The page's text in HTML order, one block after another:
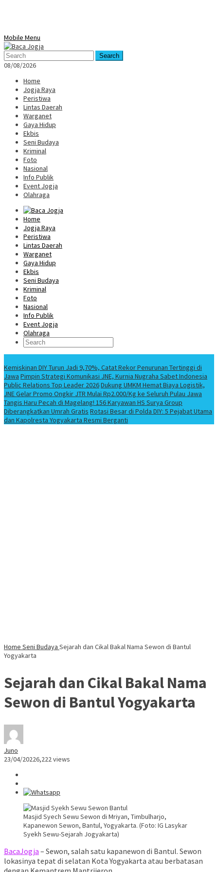
Mobile Menu
Search
08/08/2026
Home
Jogja Raya
Peristiwa
Lintas Daerah
Warganet
Gaya Hidup
Ekbis
Seni Budaya
Kriminal
Foto
Nasional
Info Publik
Event Jogja
Olahraga
Home
Jogja Raya
Peristiwa
Lintas Daerah
Warganet
Gaya Hidup
Ekbis
Seni Budaya
Kriminal
Foto
Nasional
Info Publik
Event Jogja
Olahraga
Kemiskinan DIY Turun Jadi 9,70%, Catat Rekor Penurunan Tertinggi di
Jawa Pimpin Strategi Komunikasi JNE, Kurnia Nugraha Sabet Indonesia
Public Relations Top Leader 2026Dukung UMKM Hemat Biaya Logistik,
JNE Gelar Promo Ongkir JTR Mulai Rp2.000/Kg ke Seluruh Pulau Jawa
Tangis Haru Pecah di Magelang! 156 Karyawan HS Surya Group
Diberangkatkan Umrah Gratis Rotasi Besar di Polda DIY: 5 Pejabat Utama
dan Kapolresta Yogyakarta Resmi Berganti
Home Seni Budaya Sejarah dan Cikal Bakal Nama Sewon di Bantul
Yogyakarta
Sejarah dan Cikal Bakal Nama
Sewon di Bantul Yogyakarta
Juno
23/04/20226,222 views
Masjid Syech Sewu Sewon di Mriyan, Timbulharjo,
Kapanewon Sewon, Bantul, Yogyakarta. (Foto: IG Lasykar
Syekh Sewu-Sejarah Jogyakarta)
BacaJogja – Sewon, salah satu kapanewon di Bantul. Sewon
lokasinya tepat di selatan Kota Yogyakarta atau berbatasan